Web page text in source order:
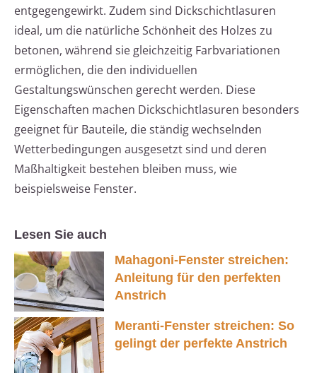
entgegengewirkt. Zudem sind Dickschichtlasuren
ideal, um die natürliche Schönheit des Holzes zu
betonen, während sie gleichzeitig Farbvariationen
ermöglichen, die den individuellen
Gestaltungswünschen gerecht werden. Diese
Eigenschaften machen Dickschichtlasuren besonders
geeignet für Bauteile, die ständig wechselnden
Wetterbedingungen ausgesetzt sind und deren
Maßhaltigkeit bestehen bleiben muss, wie
beispielsweise Fenster.
Lesen Sie auch
Mahagoni-Fenster streichen:
Anleitung für den perfekten
Anstrich
Meranti-Fenster streichen: So
gelingt der perfekte Anstrich